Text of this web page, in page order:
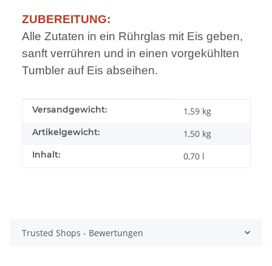
ZUBEREITUNG:
Alle Zutaten in ein Rührglas mit Eis geben,
sanft verrühren und in einen vorgekühlten
Tumbler auf Eis abseihen.
Produkteigenschaft
Wert
Versandgewicht: 1,59 kg
Artikelgewicht: 1,50 kg
Inhalt: 0,70 l
Trusted Shops - Bewertungen